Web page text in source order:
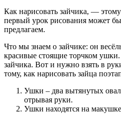
Как нарисовать зайчика, —
первый урок рисования может
предлагаем.
Что мы знаем о зайчике: он
красивые стоящие торчком
зайчика. Вот и нужно взять в
тому, как нарисовать зайца
Ушки – два вытянутых
отрывая руки.
Ушки находятся на